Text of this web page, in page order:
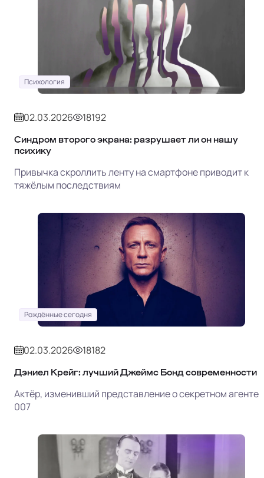
Психология
02.03.2026 18192
Синдром второго экрана: разрушает ли он нашу
психику
Привычка скроллить ленту на смартфоне приводит к
тяжёлым последствиям
Рождённые сегодня
02.03.2026 18182
Дэниел Крейг: лучший Джеймс Бонд современности
Актёр, изменивший представление о секретном агенте
007